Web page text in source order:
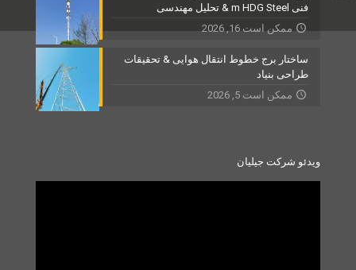
فنی m HDG Steel & تحلیل مهندسی
ممکن است 16, 2026
ساختار برج خطوط انتقال هوایی & تحقیقات
طراحی بنیاد
ممکن است 5, 2026
ویدئو شرکت جیلیان